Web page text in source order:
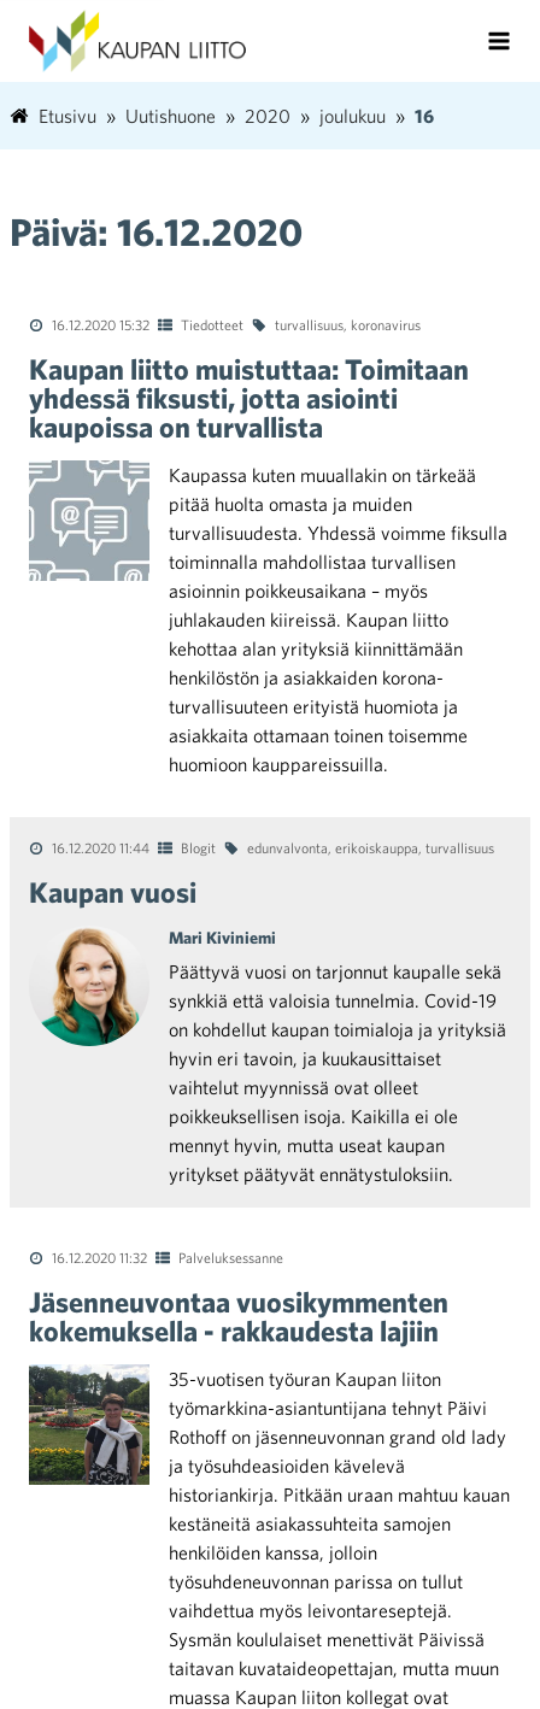
Etusivu Uutishuone 2020 joulukuu 16
Päivä: 16.12.2020
16.12.2020 15:32 Tiedotteet turvallisuus, koronavirus
Kaupan liitto muistuttaa: Toimitaan
yhdessä fiksusti, jotta asiointi
kaupoissa on turvallista
Kaupassa kuten muuallakin on tärkeää
pitää huolta omasta ja muiden
turvallisuudesta. Yhdessä voimme fiksulla
toiminnalla mahdollistaa turvallisen
asioinnin poikkeusaikana – myös
juhlakauden kiireissä. Kaupan liitto
kehottaa alan yrityksiä kiinnittämään
henkilöstön ja asiakkaiden korona-
turvallisuuteen erityistä huomiota ja
asiakkaita ottamaan toinen toisemme
huomioon kauppareissuilla.
16.12.2020 11:44 Blogit edunvalvonta, erikoiskauppa, turvallisuus
Kaupan vuosi
Mari Kiviniemi
Päättyvä vuosi on tarjonnut kaupalle sekä
synkkiä että valoisia tunnelmia. Covid-19
on kohdellut kaupan toimialoja ja yrityksiä
hyvin eri tavoin, ja kuukausittaiset
vaihtelut myynnissä ovat olleet
poikkeuksellisen isoja. Kaikilla ei ole
mennyt hyvin, mutta useat kaupan
yritykset päätyvät ennätystuloksiin.
16.12.2020 11:32 Palveluksessanne
Jäsenneuvontaa vuosikymmenten
kokemuksella - rakkaudesta lajiin
35-vuotisen työuran Kaupan liiton
työmarkkina-asiantuntijana tehnyt Päivi
Rothoff on jäsenneuvonnan grand old lady
ja työsuhdeasioiden kävelevä
historiankirja. Pitkään uraan mahtuu kauan
kestäneitä asiakassuhteita samojen
henkilöiden kanssa, jolloin
työsuhdeneuvonnan parissa on tullut
vaihdettua myös leivontareseptejä.
Sysmän koululaiset menettivät Päivissä
taitavan kuvataideopettajan, mutta muun
muassa Kaupan liiton kollegat ovat